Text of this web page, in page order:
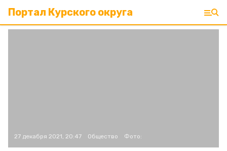
Портал Курского округа
27 декабря 2021, 20:47 Общество Фото: